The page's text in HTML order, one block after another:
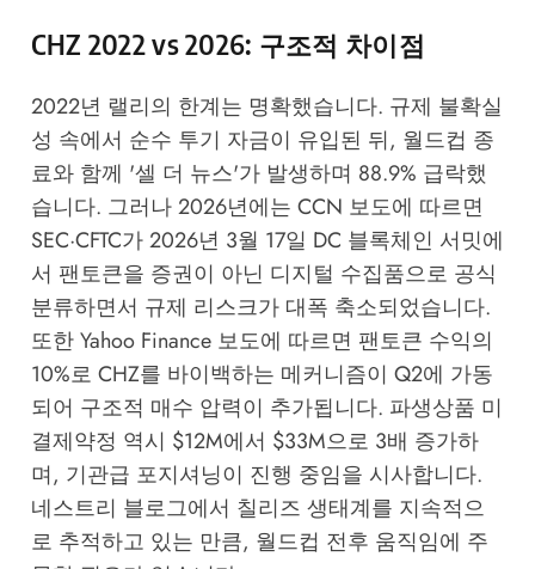
CHZ 2022 vs 2026: 구조적 차이점
2022년 랠리의 한계는 명확했습니다. 규제 불확실
성 속에서 순수 투기 자금이 유입된 뒤, 월드컵 종
료와 함께 '셀 더 뉴스'가 발생하며 88.9% 급락했
습니다. 그러나 2026년에는 CCN 보도에 따르면
SEC·CFTC가 2026년 3월 17일 DC 블록체인 서밋에
서 팬토큰을 증권이 아닌 디지털 수집품으로 공식
분류하면서 규제 리스크가 대폭 축소되었습니다.
또한Yahoo Finance보도에 따르면 팬토큰 수익의
10%로 CHZ를 바이백하는 메커니즘이 Q2에 가동
되어 구조적 매수 압력이 추가됩니다. 파생상품 미
결제약정 역시 $12M에서 $33M으로 3배 증가하
며, 기관급 포지셔닝이 진행 중임을 시사합니다.
네스트리 블로그에서 칠리즈 생태계를 지속적으
로 추적하고 있는 만큼, 월드컵 전후 움직임에 주